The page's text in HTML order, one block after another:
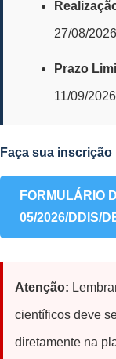
27/08/
Prazo
11/09/
Faça sua
FORMULÁRIO
05/2026/DDIS/
Atenção:
científicos deve
diretamente na